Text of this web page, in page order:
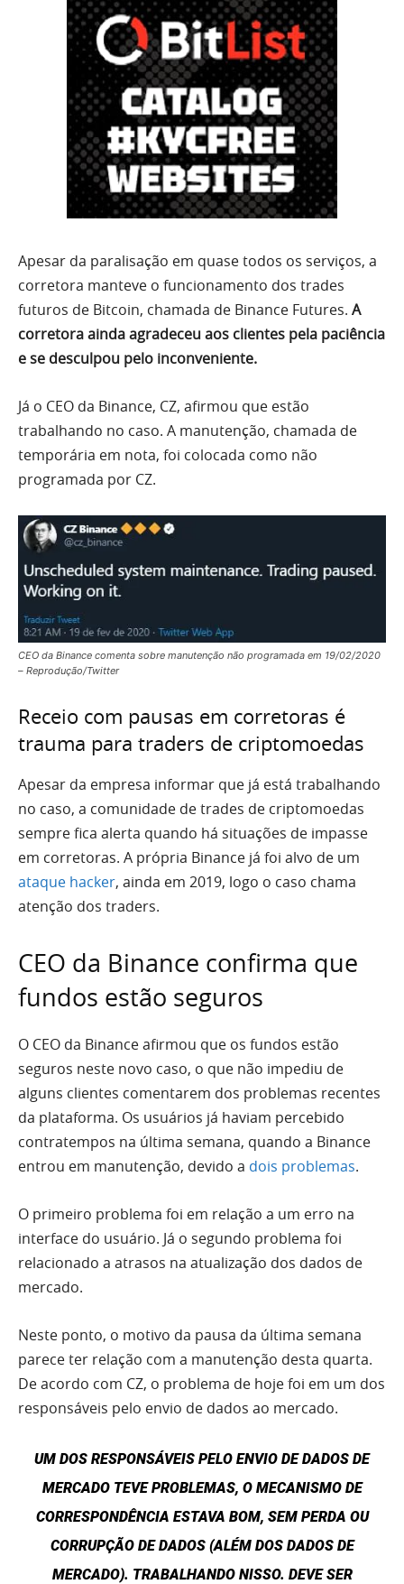
Apesar da paralisação em quase todos os serviços, a
corretora manteve o funcionamento dos trades
futuros de Bitcoin, chamada de Binance Futures. A
corretora ainda agradeceu aos clientes pela paciência
e se desculpou pelo inconveniente.
Já o CEO da Binance, CZ, afirmou que estão
trabalhando no caso. A manutenção, chamada de
temporária em nota, foi colocada como não
programada por CZ.
CEO da Binance comenta sobre manutenção não programada em 19/02/2020
– Reprodução/Twitter
Receio com pausas em corretoras é
trauma para traders de criptomoedas
Apesar da empresa informar que já está trabalhando
no caso, a comunidade de trades de criptomoedas
sempre fica alerta quando há situações de impasse
em corretoras. A própria Binance já foi alvo de um
ataque hacker, ainda em 2019, logo o caso chama
atenção dos traders.
CEO da Binance confirma que
fundos estão seguros
O CEO da Binance afirmou que os fundos estão
seguros neste novo caso, o que não impediu de
alguns clientes comentarem dos problemas recentes
da plataforma. Os usuários já haviam percebido
contratempos na última semana, quando a Binance
entrou em manutenção, devido a dois problemas.
O primeiro problema foi em relação a um erro na
interface do usuário. Já o segundo problema foi
relacionado a atrasos na atualização dos dados de
mercado.
Neste ponto, o motivo da pausa da última semana
parece ter relação com a manutenção desta quarta.
De acordo com CZ, o problema de hoje foi em um dos
responsáveis pelo envio de dados ao mercado.
UM DOS RESPONSÁVEIS PELO ENVIO DE DADOS DE
MERCADO TEVE PROBLEMAS, O MECANISMO DE
CORRESPONDÊNCIA ESTAVA BOM, SEM PERDA OU
CORRUPÇÃO DE DADOS (ALÉM DOS DADOS DE
MERCADO). TRABALHANDO NISSO. DEVE SER